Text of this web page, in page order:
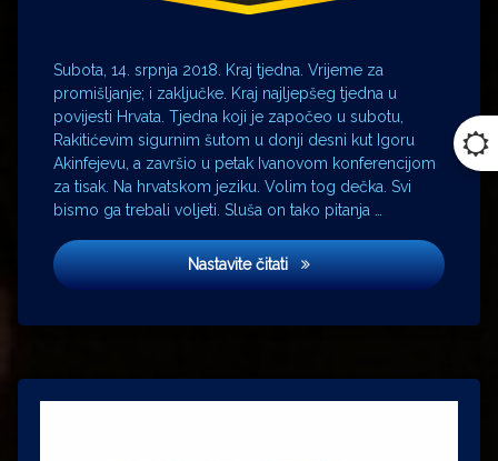
Subota, 14. srpnja 2018. Kraj tjedna. Vrijeme za
promišljanje; i zaključke. Kraj najljepšeg tjedna u
povijesti Hrvata. Tjedna koji je započeo u subotu,
Rakitićevim sigurnim šutom u donji desni kut Igoru
Akinfejevu, a završio u petak Ivanovom konferencijom
za tisak. Na hrvatskom jeziku. Volim tog dečka. Svi
bismo ga trebali voljeti. Sluša on tako pitanja …
Nastavite čitatiObliti Privatorum Publica